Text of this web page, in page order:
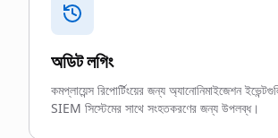
অডিট লগিং
কমপ্লায়েন্স রিপোর্টিংয়ের জন্য অ্যানোনিমাইজেশন
SIEM সিস্টেমের সাথে সংহতকরণের জন্য উপলব্ধ।